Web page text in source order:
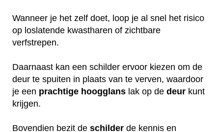
Wanneer je het zelf doet, loop je al snel het risico
op loslatende kwastharen of zichtbare
verfstrepen.
Daarnaast kan een schilder ervoor kiezen om de
deur te spuiten in plaats van te verven, waardoor
je een prachtige hoogglans lak op de deur kunt
krijgen.
Bovendien bezit de schilder de kennis en